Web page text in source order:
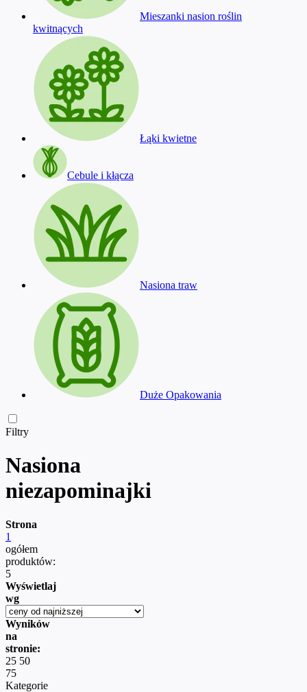
Mieszanki nasion roślin
kwitnących
Łąki kwietne
Cebule i kłącza
Nasiona traw
Duże Opakowania
Filtry
Nasiona
niezapominajki
Strona
1
ogółem
produktów:
5
Wyświetlaj
wg
Wyników
na
stronie:
25 50
75
Kategorie